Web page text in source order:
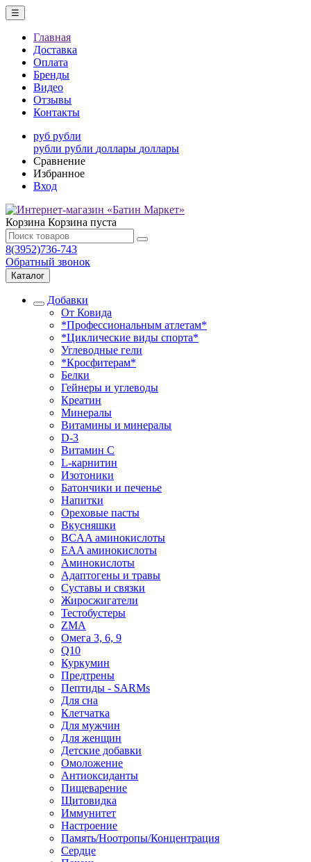
☰
Главная
Доставка
Оплата
Бренды
Видео
Отзывы
Контакты
руб рубли
рубли рубли доллары доллары
Сравнение
Избранное
Вход
Корзина Корзина пуста
8(3952)736-743
Обратный звонок
Каталог
Добавки
От Ковида
*Профессиональным атлетам*
*Циклические виды спорта*
Углеводные гели
*Кросфитерам*
Белки
Гейнеры и углеводы
Креатин
Минералы
Витамины и минералы
D-3
Витамин С
L-карнитин
Изотоники
Батончики и печенье
Напитки
Ореховые пасты
Вкусняшки
BCAA аминокислоты
EAA аминокислоты
Аминокислоты
Адаптогены и травы
Суставы и связки
Жиросжигатели
Тестобустеры
ZMA
Омега 3, 6, 9
Q10
Куркумин
Предтрены
Пептиды - SARMs
Для сна
Клетчатка
Для мужчин
Для женщин
Детские добавки
Омоложение
Антиоксиданты
Пищеварение
Щитовидка
Иммунитет
Настроение
Память/Ноотропы/Концентрация
Сердце